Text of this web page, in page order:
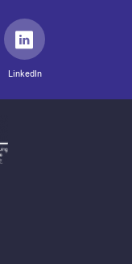
LinkedIn